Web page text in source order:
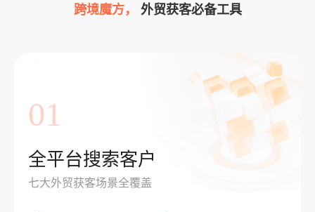
跨境魔方， 外贸获客必备工具
01
全平台搜索客户
七大外贸获客场景全覆盖